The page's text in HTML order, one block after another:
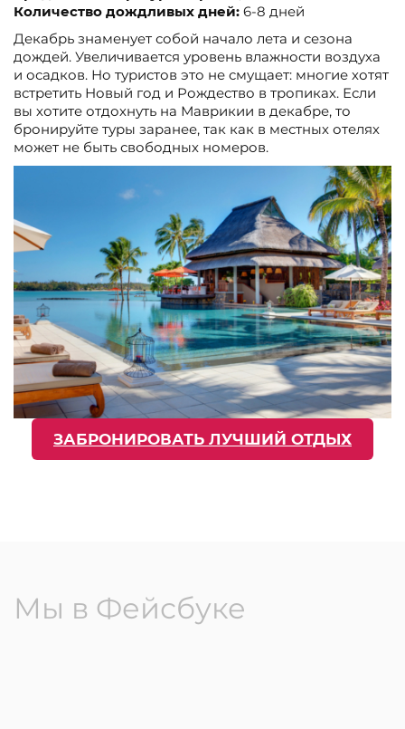
Количество дождливых дней: 6-8 дней
Декабрь знаменует собой начало лета и сезона
дождей. Увеличивается уровень влажности воздуха
и осадков. Но туристов это не смущает: многие хотят
встретить Новый год и Рождество в тропиках. Если
вы хотите отдохнуть на Маврикии в декабре, то
бронируйте туры заранее, так как в местных отелях
может не быть свободных номеров.
ЗАБРОНИРОВАТЬ ЛУЧШИЙ ОТДЫХ
Мы в Фейсбуке